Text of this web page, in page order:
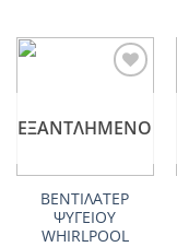
ΕΞΑΝΤΛΗΜΈΝΟ
ΒΕΝΤΙΛΑΤΕΡ
ΨΥΓΕΙΟY
WHIRLPOOL